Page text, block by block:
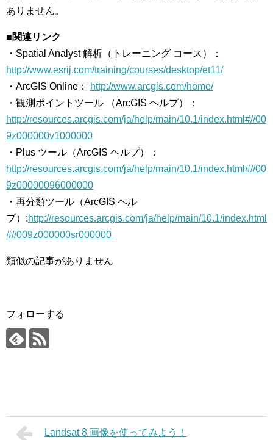
ありません。
■関連リンク
・Spatial Analyst 解析（トレーニング コース）：
http://www.esrij.com/training/courses/desktop/et11/
・ArcGIS Online：
http://www.arcgis.com/home/
・観測ポイントツール （ArcGIS ヘルプ）：
http://resources.arcgis.com/ja/help/main/10.1/index.html#//00
9z000000v1000000
・Plus ツール（ArcGIS ヘルプ）：
http://resources.arcgis.com/ja/help/main/10.1/index.html#//00
9z00000096000000
・再分類ツール（ArcGIS ヘル
プ）:http://resources.arcgis.com/ja/help/main/10.1/index.html
#//009z000000sr000000
類似の記事がありません
フォローする
Landsat 8 画像を使ってみよう！